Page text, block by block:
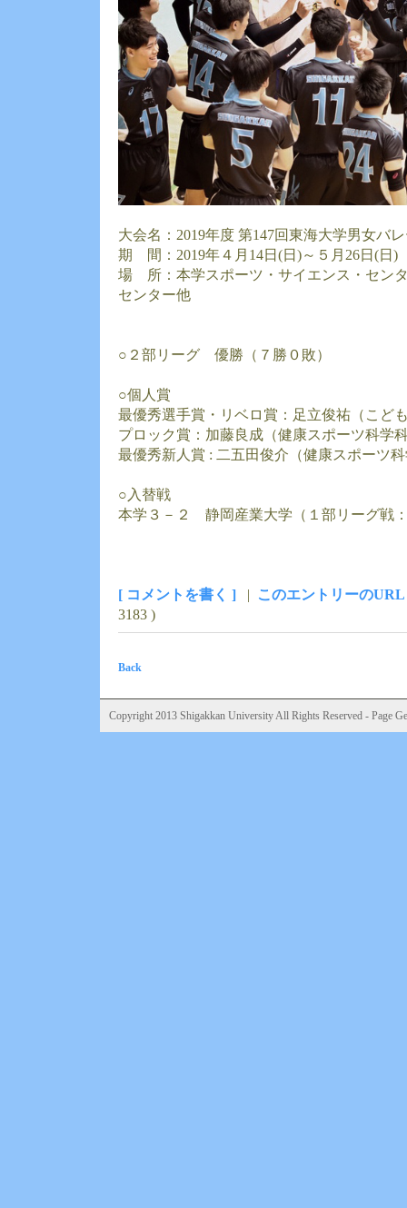
大会名：2019年度 第147回東海大学男女バ
期 間：2019年４月14日(日)～５月26日(日)
場 所：本学スポーツ・サイエンス・セン
センター他
○２部リーグ 優勝（７勝０敗）
○個人賞
最優秀選手賞・リベロ賞：足立俊祐（こど
プロック賞：加藤良成（健康スポーツ科学
最優秀新人賞 : 二五田俊介（健康スポーツ
○入替戦
本学３－２ 静岡産業大学（１部リーグ戦
[ コメントを書く ] | このエントリーのURL
3183 )
Back
Copyright 2013 Shigakkan University All Rights Reserved - Page